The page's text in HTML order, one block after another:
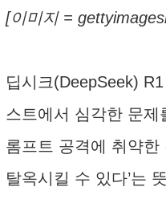
[이미지 =
딥시크(DeepSeek)
스트에서 심각한 문
롬프트 공격에 취약한
탈옥시킬 수 있다’는